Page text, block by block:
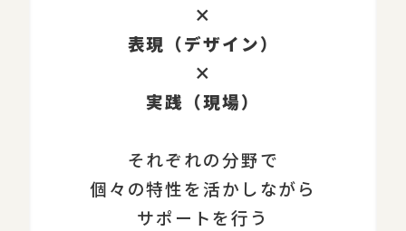
×
表現（デザイン）
×
実践（現場）
それぞれの分野で
個々の特性を活かしながら
サポートを行う